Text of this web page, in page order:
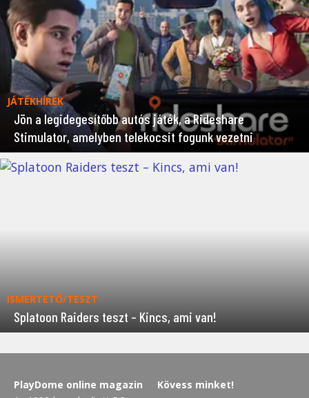
JÁTÉKHÍREK
Jön a legidegesítőbb autós játék, a Rideshare
Stimulator, amelyben telekocsit fogunk vezetni
ISMERTETŐ/TESZT
Splatoon Raiders teszt – Kincs, ami van!
PlayDome online magazin
Kövess minket!